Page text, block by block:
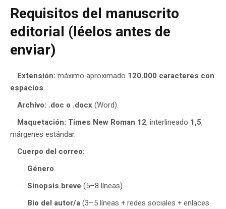
Requisitos del manuscrito
editorial (léelos antes de
enviar)
Extensión: máximo aproximado 120.000 caracteres con
espacios.
Archivo: .doc o .docx(Word).
Maquetación: Times New Roman 12, interlineado 1,5,
márgenes estándar.
Cuerpo del correo:
Género.
Sinopsis breve (5–8 líneas).
Bio del autor/a(3–5 líneas + redes sociales + enlaces